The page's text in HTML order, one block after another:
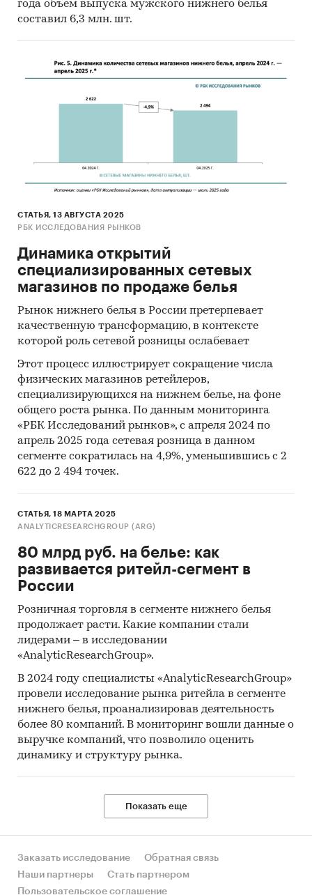
года объем выпуска мужского нижнего белья
составил 6,3 млн. шт.
СТАТЬЯ, 13 АВГУСТА 2025
РБК ИССЛЕДОВАНИЯ РЫНКОВ
Динамика открытий
специализированных сетевых
магазинов по продаже белья
Рынок нижнего белья в России претерпевает
качественную трансформацию, в контексте
которой роль сетевой розницы ослабевает
Этот процесс иллюстрирует сокращение числа
физических магазинов ретейлеров,
специализирующихся на нижнем белье, на фоне
общего роста рынка. По данным мониторинга
«РБК Исследований рынков», с апреля 2024 по
апрель 2025 года сетевая розница в данном
сегменте сократилась на 4,9%, уменьшившись с 2
622 до 2 494 точек.
СТАТЬЯ, 18 МАРТА 2025
ANALYTICRESEARCHGROUP (ARG)
80 млрд руб. на белье: как
развивается ритейл-сегмент в
России
Розничная торговля в сегменте нижнего белья
продолжает расти. Какие компании стали
лидерами – в исследовании
«AnalyticResearchGroup».
В 2024 году специалисты «AnalyticResearchGroup»
провели исследование рынка ритейла в сегменте
нижнего белья, проанализировав деятельность
более 80 компаний. В мониторинг вошли данные о
выручке компаний, что позволило оценить
динамику и структуру рынка.
Показать еще
Заказать исследование
Обратная связь
Наши партнеры
Стать партнером
Пользовательское соглашение